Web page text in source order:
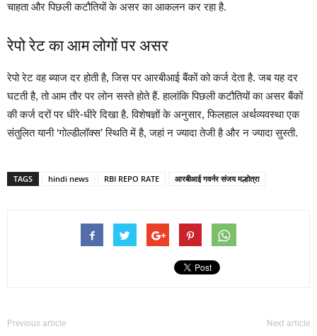
चाहता और पिछली कटौतियों के असर का आकलन कर रहा है.
रेपो रेट का आम लोगों पर असर
रेपो रेट वह ब्याज दर होती है, जिस पर आरबीआई बैंकों को कर्ज देता है. जब यह दर
घटती है, तो आम तौर पर लोन सस्ते होते हैं. हालांकि पिछली कटौतियों का असर बैंकों
की कर्ज दरों पर धीरे-धीरे दिखा है. विशेषज्ञों के अनुसार, फिलहाल अर्थव्यवस्था एक
संतुलित यानी ‘गोल्डीलॉक्स’ स्थिति में है, जहां न ज्यादा तेजी है और न ज्यादा सुस्ती.
TAGS hindi news RBI REPO RATE आरबीआई गवर्नर संजय मल्होत्रा
Previous article Next article